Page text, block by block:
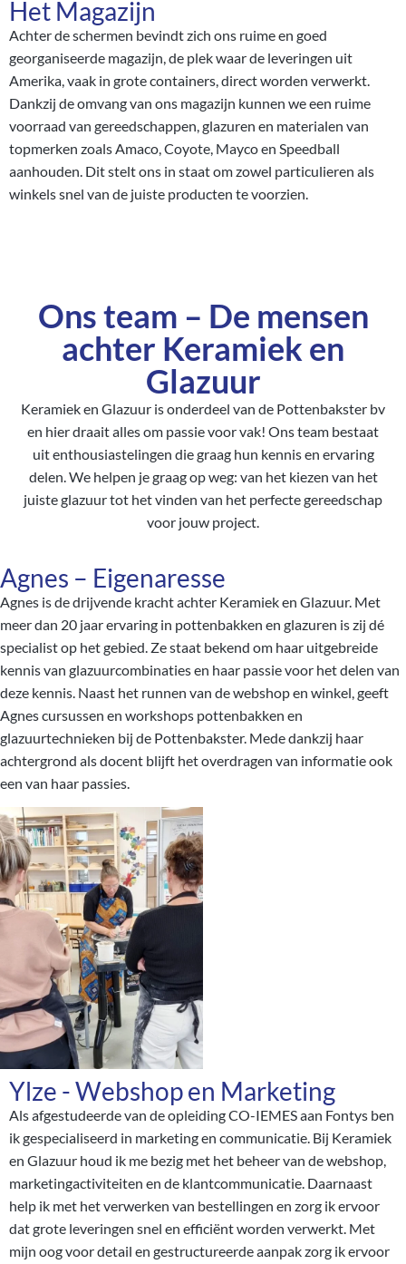
Het Magazijn
Achter de schermen bevindt zich ons ruime en goed
georganiseerde magazijn, de plek waar de leveringen uit
Amerika, vaak in grote containers, direct worden verwerkt.
Dankzij de omvang van ons magazijn kunnen we een ruime
voorraad van gereedschappen, glazuren en materialen van
topmerken zoals Amaco, Coyote, Mayco en Speedball
aanhouden. Dit stelt ons in staat om zowel particulieren als
winkels snel van de juiste producten te voorzien.
Ons team – De mensen
achter Keramiek en
Glazuur
Keramiek en Glazuur is onderdeel van de Pottenbakster bv
en hier draait alles om passie voor vak! Ons team bestaat
uit enthousiastelingen die graag hun kennis en ervaring
delen. We helpen je graag op weg: van het kiezen van het
juiste glazuur tot het vinden van het perfecte gereedschap
voor jouw project.
Agnes – Eigenaresse
Agnes is de drijvende kracht achter Keramiek en Glazuur. Met
meer dan 20 jaar ervaring in pottenbakken en glazuren is zij dé
specialist op het gebied. Ze staat bekend om haar uitgebreide
kennis van glazuurcombinaties en haar passie voor het delen van
deze kennis. Naast het runnen van de webshop en winkel, geeft
Agnes cursussen en workshops pottenbakken en
glazuurtechnieken bij de Pottenbakster. Mede dankzij haar
achtergrond als docent blijft het overdragen van informatie ook
een van haar passies.
Ylze - Webshop en Marketing
Als afgestudeerde van de opleiding CO-IEMES aan Fontys ben
ik gespecialiseerd in marketing en communicatie. Bij Keramiek
en Glazuur houd ik me bezig met het beheer van de webshop,
marketingactiviteiten en de klantcommunicatie. Daarnaast
help ik met het verwerken van bestellingen en zorg ik ervoor
dat grote leveringen snel en efficiënt worden verwerkt. Met
mijn oog voor detail en gestructureerde aanpak zorg ik ervoor